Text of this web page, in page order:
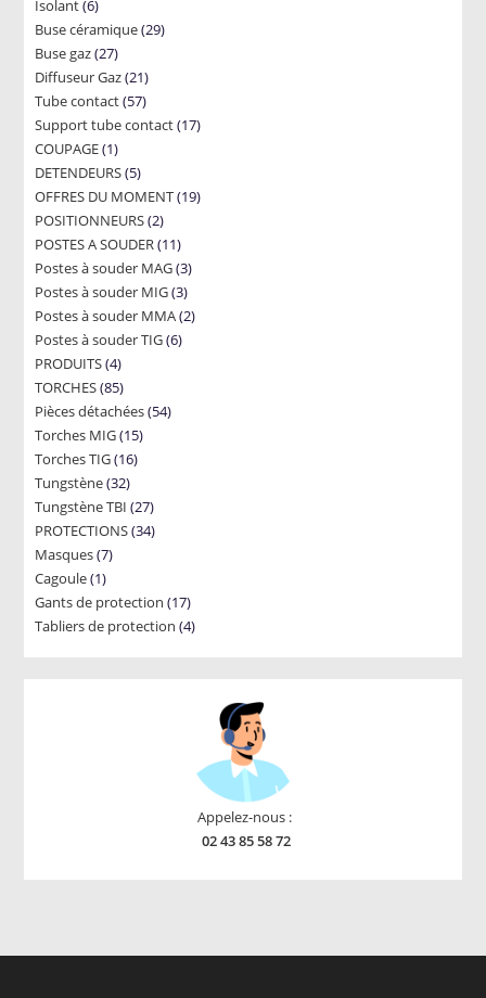
Isolant 66
products
Buse céramique 2929
Buse gaz 2727
products
Diffuseur Gaz 2121
products
Tube contact 5757
products
Support tube contact 1717
COUPAGE 11
product
DETENDEURS 55
products
OFFRES DU MOMENT 1919
POSITIONNEURS 22
products
POSTES A SOUDER 1111
products
Postes à souder MAG 33
products
Postes à souder MIG 33
products
Postes à souder MMA 22
Postes à souder TIG 66
PRODUITS 44
products
TORCHES 8585
products
Pièces détachées 5454
Torches MIG 1515
Torches TIG 1616
Tungstène 3232
products
Tungstène TBI 2727
products
PROTECTIONS 3434
Masques 77
Cagoule 11
product
Gants de protection 1717
products
Tabliers de protection 44
Appelez-nous :
02 43 85 58 72